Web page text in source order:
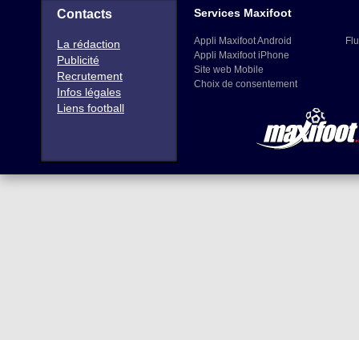
Contacts
La rédaction
Publicité
Recrutement
Infos légales
Liens football
Services Maxifoot
Appli Maxifoot Android
Appli Maxifoot iPhone
Site web Mobile
Choix de consentement